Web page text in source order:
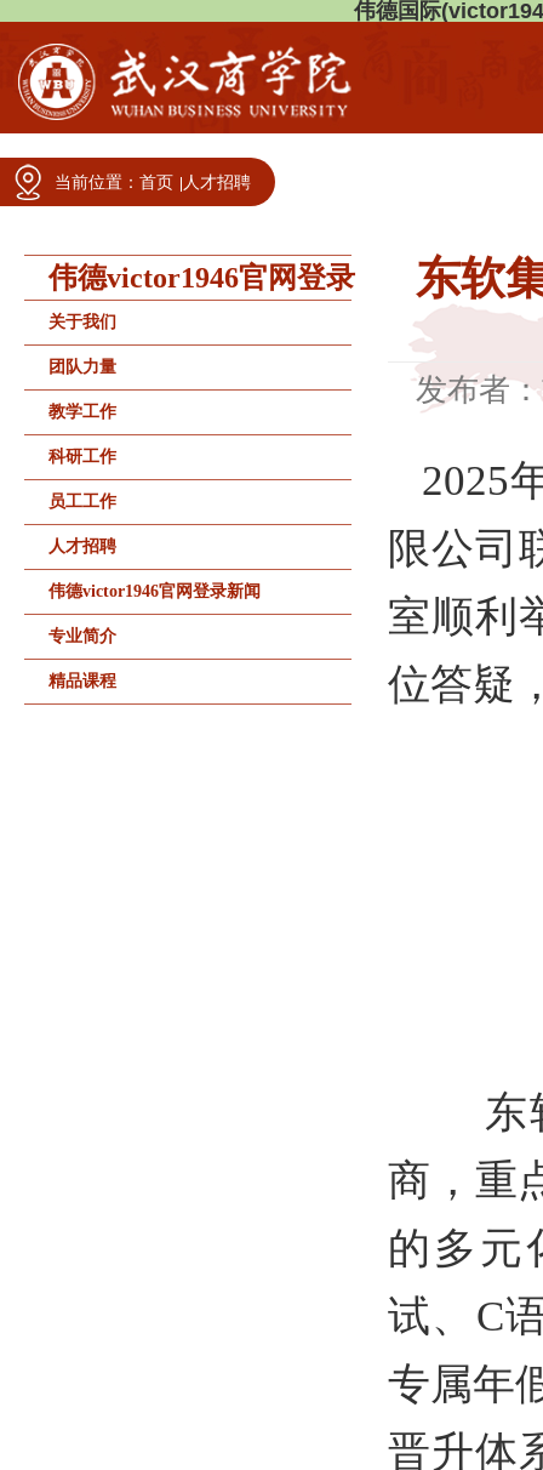
伟德国际
伟德victor1946官网登录
关于我们
团队力量
教学工作
科研工作
员工工作
人才招聘
伟德victor1946官网登录新闻
专业简介
精品课程
东软
发布者
2025
限公司
室顺利
位答疑
东软
商，重
的多元
试、 C
专属年
晋升体
当前位置： 首页 人才招聘